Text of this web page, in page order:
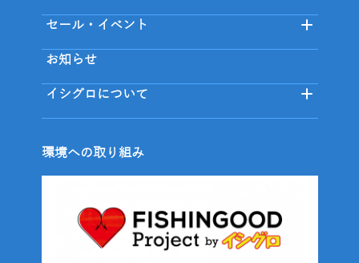
セール・イベント
お知らせ
イシグロについて
環境への取り組み